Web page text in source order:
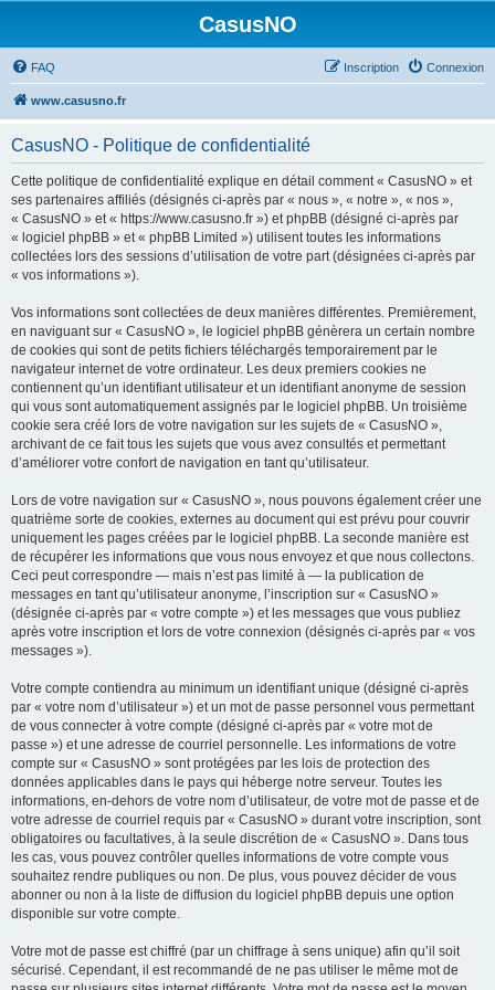
CasusNO
FAQ Connexion
Inscription
www.casusno.fr
CasusNO - Politique de confidentialité
Cette politique de confidentialité explique en détail comment « CasusNO » et
ses partenaires affiliés (désignés ci-après par « nous », « notre », « nos »,
« CasusNO » et « https://www.casusno.fr ») et phpBB (désigné ci-après par
« logiciel phpBB » et « phpBB Limited ») utilisent toutes les informations
collectées lors des sessions d’utilisation de votre part (désignées ci-après par
« vos informations »).
Vos informations sont collectées de deux manières différentes. Premièrement,
en naviguant sur « CasusNO », le logiciel phpBB génèrera un certain nombre
de cookies qui sont de petits fichiers téléchargés temporairement par le
navigateur internet de votre ordinateur. Les deux premiers cookies ne
contiennent qu’un identifiant utilisateur et un identifiant anonyme de session
qui vous sont automatiquement assignés par le logiciel phpBB. Un troisième
cookie sera créé lors de votre navigation sur les sujets de « CasusNO »,
archivant de ce fait tous les sujets que vous avez consultés et permettant
d’améliorer votre confort de navigation en tant qu’utilisateur.
Lors de votre navigation sur « CasusNO », nous pouvons également créer une
quatrième sorte de cookies, externes au document qui est prévu pour couvrir
uniquement les pages créées par le logiciel phpBB. La seconde manière est
de récupérer les informations que vous nous envoyez et que nous collectons.
Ceci peut correspondre — mais n’est pas limité à — la publication de
messages en tant qu’utilisateur anonyme, l’inscription sur « CasusNO »
(désignée ci-après par « votre compte ») et les messages que vous publiez
après votre inscription et lors de votre connexion (désignés ci-après par « vos
messages »).
Votre compte contiendra au minimum un identifiant unique (désigné ci-après
par « votre nom d’utilisateur ») et un mot de passe personnel vous permettant
de vous connecter à votre compte (désigné ci-après par « votre mot de
passe ») et une adresse de courriel personnelle. Les informations de votre
compte sur « CasusNO » sont protégées par les lois de protection des
données applicables dans le pays qui héberge notre serveur. Toutes les
informations, en-dehors de votre nom d’utilisateur, de votre mot de passe et de
votre adresse de courriel requis par « CasusNO » durant votre inscription, sont
obligatoires ou facultatives, à la seule discrétion de « CasusNO ». Dans tous
les cas, vous pouvez contrôler quelles informations de votre compte vous
souhaitez rendre publiques ou non. De plus, vous pouvez décider de vous
abonner ou non à la liste de diffusion du logiciel phpBB depuis une option
disponible sur votre compte.
Votre mot de passe est chiffré (par un chiffrage à sens unique) afin qu’il soit
sécurisé. Cependant, il est recommandé de ne pas utiliser le même mot de